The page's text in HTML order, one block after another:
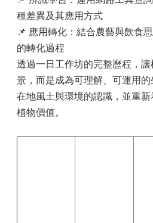
種差異及其應用方式
📌 應用轉化：結合農藝與飲食
的轉化過程
透過一日工作坊的完整歷程，
景，而是成為可理解、可運用
在地風土與環境的認識，並重
植物價值。